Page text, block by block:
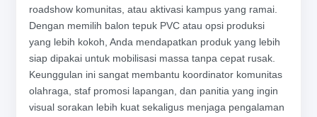
roadshow komunitas, atau aktivasi kampus yang ramai.
Dengan memilih balon tepuk PVC atau opsi produksi
yang lebih kokoh, Anda mendapatkan produk yang lebih
siap dipakai untuk mobilisasi massa tanpa cepat rusak.
Keunggulan ini sangat membantu koordinator komunitas
olahraga, staf promosi lapangan, dan panitia yang ingin
visual sorakan lebih kuat sekaligus menjaga pengalaman